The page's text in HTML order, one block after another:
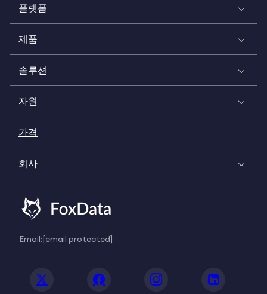
플랫폼
제품
솔루션
자원
가격
회사
Email:[email protected]